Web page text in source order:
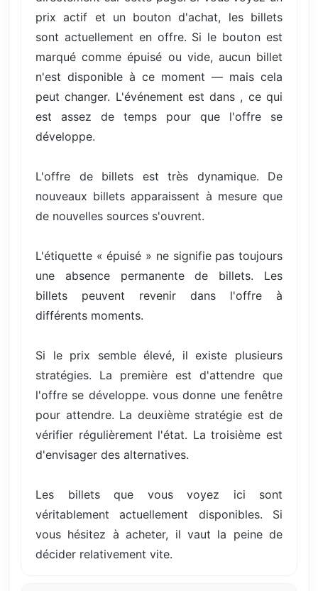
prix actif et un bouton d'achat, les billets
sont actuellement en offre. Si le bouton est
marqué comme épuisé ou vide, aucun billet
n'est disponible à ce moment — mais cela
peut changer. L'événement est dans , ce qui
est assez de temps pour que l'offre se
développe.
L'offre de billets est très dynamique. De
nouveaux billets apparaissent à mesure que
de nouvelles sources s'ouvrent.
L'étiquette « épuisé » ne signifie pas toujours
une absence permanente de billets. Les
billets peuvent revenir dans l'offre à
différents moments.
Si le prix semble élevé, il existe plusieurs
stratégies. La première est d'attendre que
l'offre se développe. vous donne une fenêtre
pour attendre. La deuxième stratégie est de
vérifier régulièrement l'état. La troisième est
d'envisager des alternatives.
Les billets que vous voyez ici sont
véritablement actuellement disponibles. Si
vous hésitez à acheter, il vaut la peine de
décider relativement vite.